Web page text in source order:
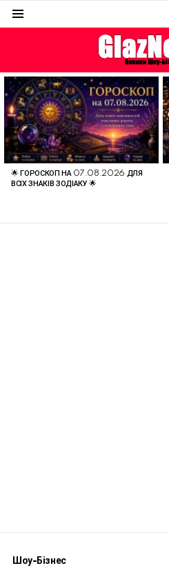
ОСТАННІ
СТАТТІ
🌟 ГОРОСКОП НА 07.08.2026 ДЛЯ
ВСІХ ЗНАКІВ ЗОДІАКУ 🌟
Шоу-Бізнес